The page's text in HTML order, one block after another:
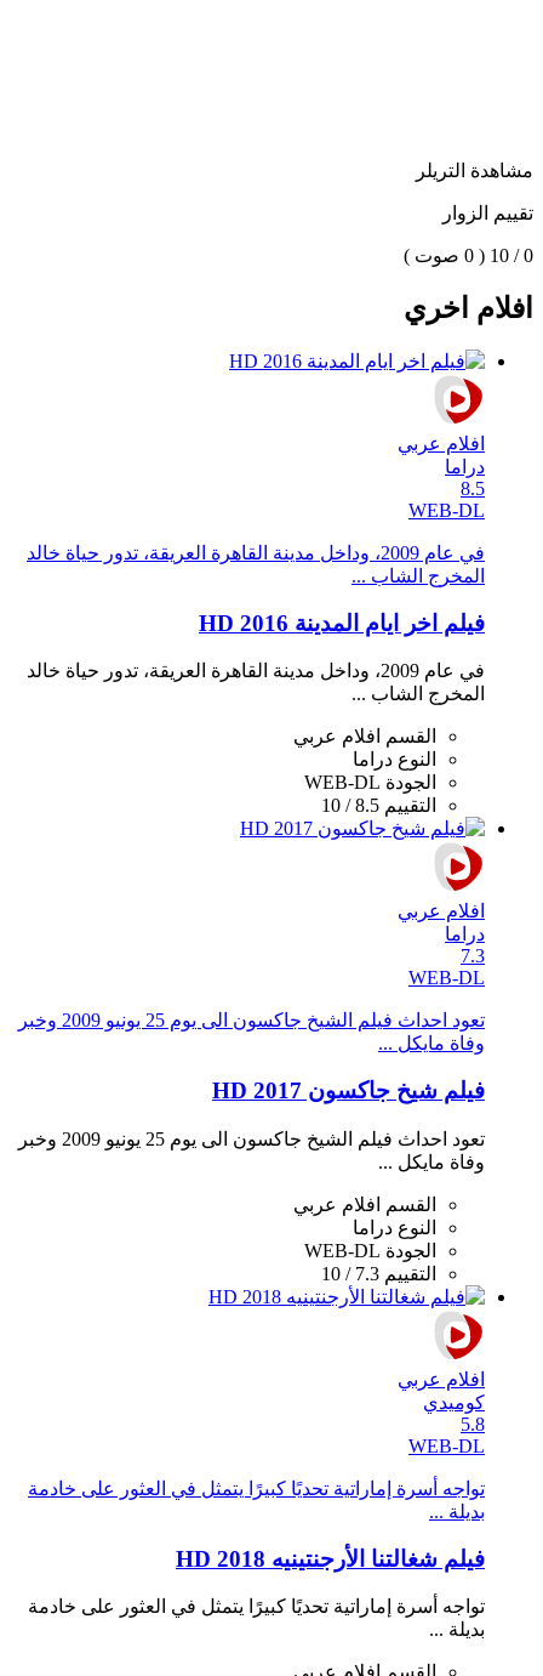
مشاهدة التريلر
تقييم الزوار
0 / 10 ( 0 صوت )
افلام اخري
افلام عربي
دراما
8.5
WEB-DL
في عام 2009، وداخل مدينة القاهرة العريقة، تدور حياة خالد
المخرج الشاب ...
فيلم اخر ايام المدينة 2016 HD
في عام 2009، وداخل مدينة القاهرة العريقة، تدور حياة خالد
المخرج الشاب ...
القسم
افلام عربي
النوع دراما
الجودة WEB-DL
التقييم 8.5 / 10
افلام عربي
دراما
7.3
WEB-DL
تعود احداث فيلم الشيخ جاكسون الى يوم 25 يونيو 2009 وخبر
وفاة مايكل ...
فيلم شيخ جاكسون 2017 HD
تعود احداث فيلم الشيخ جاكسون الى يوم 25 يونيو 2009 وخبر
وفاة مايكل ...
القسم
افلام عربي
النوع دراما
الجودة WEB-DL
التقييم 7.3 / 10
افلام عربي
كوميدي
5.8
WEB-DL
تواجه أسرة إماراتية تحديًا كبيرًا يتمثل في العثور على خادمة
بديلة ...
فيلم شغالتنا الأرجنتينيه 2018 HD
تواجه أسرة إماراتية تحديًا كبيرًا يتمثل في العثور على خادمة
بديلة ...